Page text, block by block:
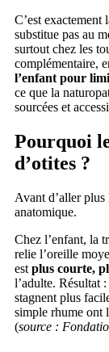
C’est exactement
substitue pas au
surtout chez les
complémentaire,
l’enfant pour
ce que la
sourcées et
Pourquoi
d’otites ?
Avant d’aller
anatomique.
Chez l’enfant, la
relie l’oreille
est plus courte,
l’adulte. Résultat
stagnent plus
simple rhume ont
(source :